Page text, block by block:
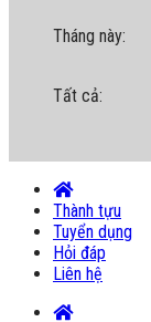
Tháng này:
Tất cả:
Thành tựu
Tuyển dụng
Hỏi đáp
Liên hệ